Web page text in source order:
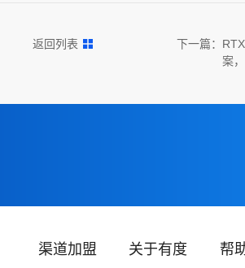
返回列表 下一篇：
案
渠道加盟 关于有度 帮